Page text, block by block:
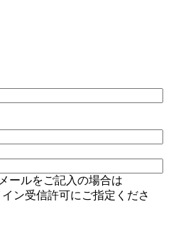
ールをご記入の場合は
イン受信許可にご指定くださ